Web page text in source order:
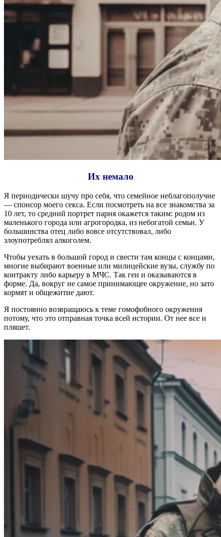
Их немало
Я периодически шучу про себя, что семейное неблагополучие
— спонсор моего секса. Если посмотреть на все знакомства за
10 лет, то средний портрет парня окажется таким: родом из
маленького города или агрогородка, из небогатой семьи. У
большинства отец либо вовсе отсутствовал, либо
злоупотреблял алкоголем.
Чтобы уехать в большой город и свести там концы с концами,
многие выбирают военные или милицейские вузы, службу по
контракту либо карьеру в МЧС. Так геи и оказываются в
форме. Да, вокруг не самое принимающее окружение, но зато
кормят и общежитие дают.
Я постоянно возвращаюсь к теме гомофобного окружения
потому, что это отправная точка всей истории. От нее все и
пляшет.